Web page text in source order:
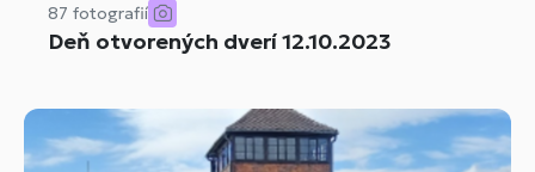
87 fotografií
Deň otvorených dverí 12.10.2023